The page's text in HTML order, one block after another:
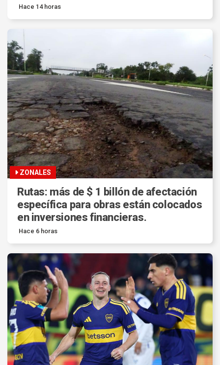
Hace 14 horas
ZONALES
Rutas: más de $ 1 billón de afectación
específica para obras están colocados
en inversiones financieras.
Hace 6 horas